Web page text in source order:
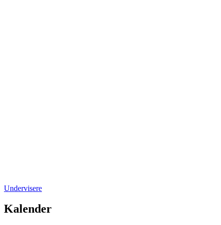
Undervisere
Kalender